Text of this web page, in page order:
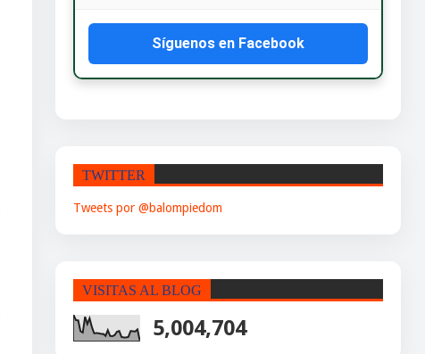
Síguenos en Facebook
TWITTER
Tweets por @balompiedom
VISITAS AL BLOG
5,004,704